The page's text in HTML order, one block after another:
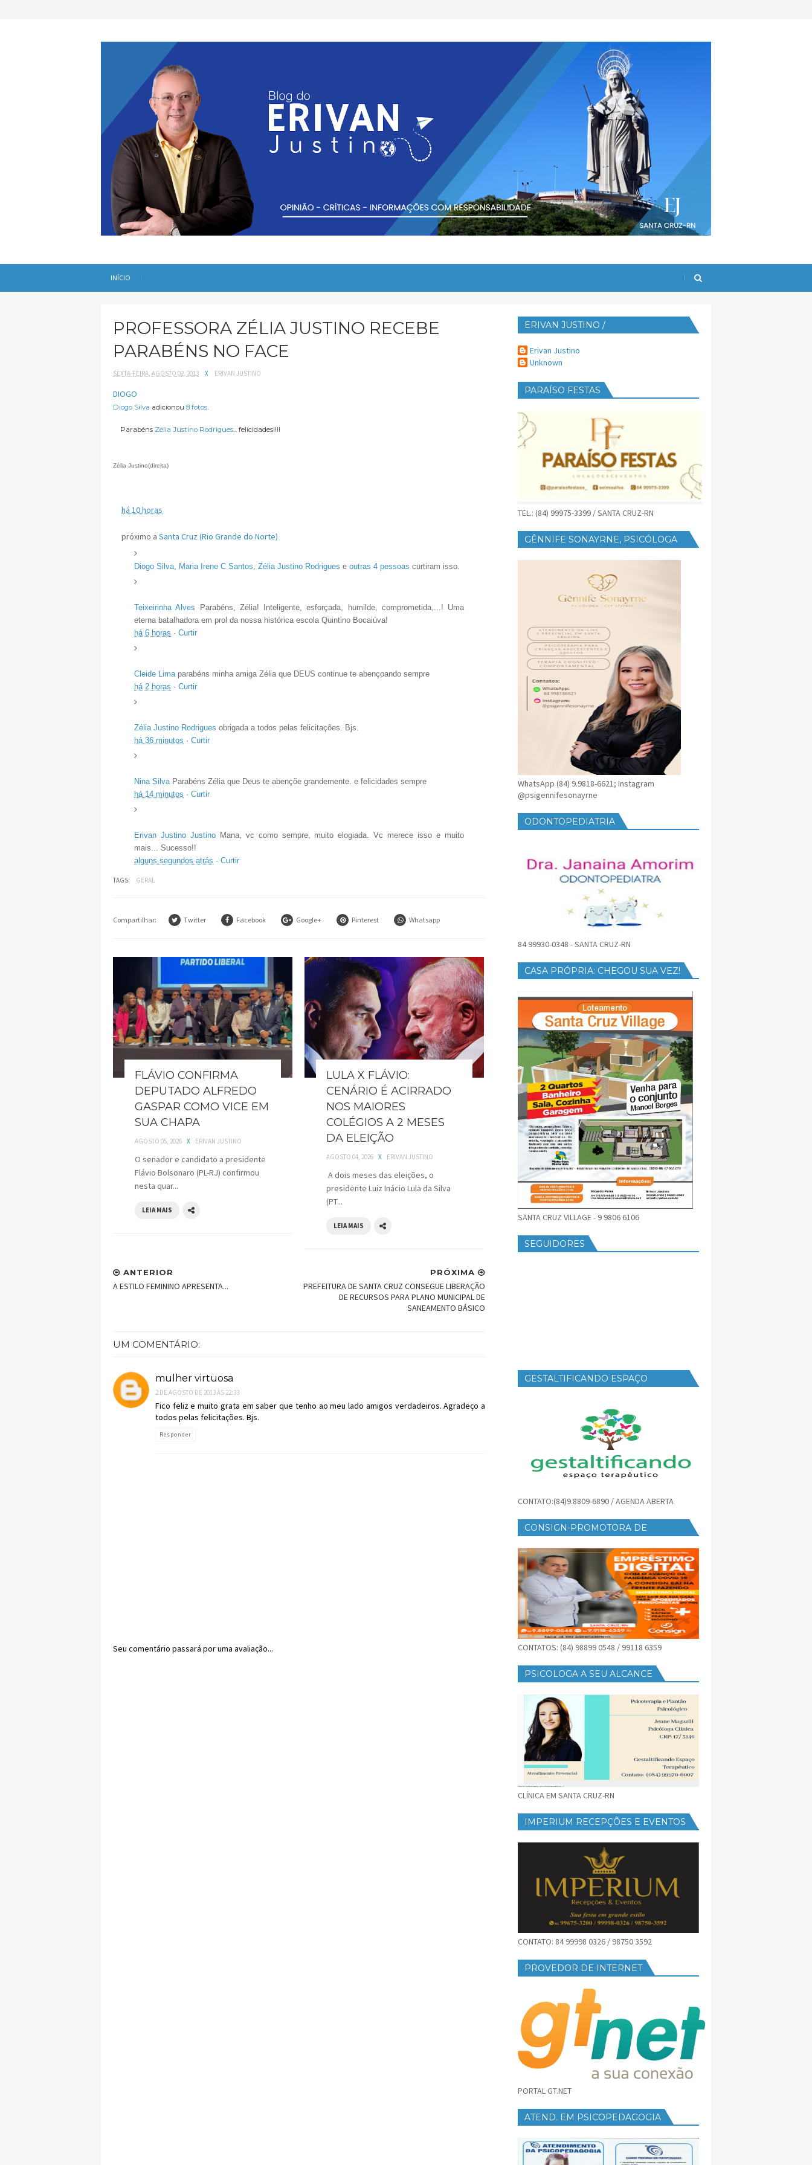
INÍCIO
PROFESSORA ZÉLIA JUSTINO RECEBE
PARABÉNS NO FACE
SEXTA-FEIRA, AGOSTO 02, 2013 X ERIVAN JUSTINO
DIOGO
Diogo Silva adicionou 8 fotos.
Parabéns Zélia Justino Rodrigues... felicidades!!!!
Zélia Justino(direita)
há 10 horas
próximo a Santa Cruz (Rio Grande do Norte)
Diogo Silva, Maria Irene C Santos, Zélia Justino Rodrigues e outras 4 pessoas curtiram isso.
Teixeirinha Alves
Parabéns, Zélia! Inteligente, esforçada, humilde, comprometida,...! Uma
eterna batalhadora em prol da nossa histórica escola Quintino Bocaiúva!
há 6 horas · Curtir
Cleide Lima parabéns minha amiga Zélia que DEUS continue te abençoando sempre
há 2 horas · Curtir
Zélia Justino Rodrigues obrigada a todos pelas felicitações. Bjs.
há 36 minutos · Curtir
Nina Silva Parabéns Zélia que Deus te abençõe grandemente. e felicidades sempre
há 14 minutos · Curtir
Erivan Justino Justino
Mana, vc como sempre, muito elogiada. Vc merece isso e muito
mais... Sucesso!!
alguns segundos atrás · Curtir
TAGS: GERAL
Compartilhar: Twitter Facebook Google+ Pinterest Whatsapp
FLÁVIO CONFIRMA
DEPUTADO ALFREDO
GASPAR COMO VICE EM
SUA CHAPA
AGOSTO 05, 2026 X ERIVAN JUSTINO
O senador e candidato a presidente
Flávio Bolsonaro (PL-RJ) confirmou
nesta quar...
LEIA MAIS
LULA X FLÁVIO:
CENÁRIO É ACIRRADO
NOS MAIORES
COLÉGIOS A 2 MESES
DA ELEIÇÃO
AGOSTO 04, 2026 X ERIVAN JUSTINO
A dois meses das eleições, o
presidente Luiz Inácio Lula da Silva
(PT...
LEIA MAIS
PRÓXIMA
PREFEITURA DE SANTA CRUZ CONSEGUE LIBERAÇÃO
DE RECURSOS PARA PLANO MUNICIPAL DE
SANEAMENTO BÁSICO
ANTERIOR
A ESTILO FEMININO APRESENTA...
UM COMENTÁRIO:
mulher virtuosa
2 DE AGOSTO DE 2013 ÀS 22:33
Fico feliz e muito grata em saber que tenho ao meu lado amigos verdadeiros. Agradeço a
todos pelas felicitações. Bjs.
Responder
Seu comentário passará por uma avaliação...
ERIVAN JUSTINO /
Erivan Justino
Unknown
PARAÍSO FESTAS
TEL.: (84) 99975-3399 / SANTA CRUZ-RN
GÊNNIFE SONAYRNE, PSICÓLOGA
WhatsApp (84) 9.9818-6621; Instagram
@psigennifesonayrne
ODONTOPEDIATRIA
84 99930-0348 - SANTA CRUZ-RN
CASA PRÓPRIA: CHEGOU SUA VEZ!
SANTA CRUZ VILLAGE - 9 9806 6106
SEGUIDORES
GESTALTIFICANDO ESPAÇO
CONTATO:(84)9.8809-6890 / AGENDA ABERTA
CONSIGN-PROMOTORA DE
CONTATOS: (84) 98899 0548 / 99118 6359
PSICOLOGA A SEU ALCANCE
CLÍNICA EM SANTA CRUZ-RN
IMPERIUM RECEPÇÕES E EVENTOS
CONTATO: 84 99998 0326 / 98750 3592
PROVEDOR DE INTERNET
PORTAL GT.NET
ATEND. EM PSICOPEDAGOGIA